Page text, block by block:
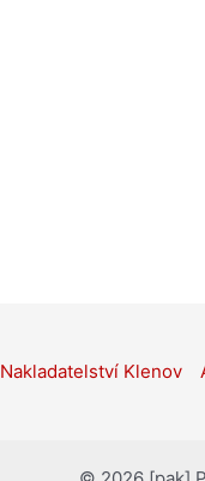
Nakladatelství Klenov